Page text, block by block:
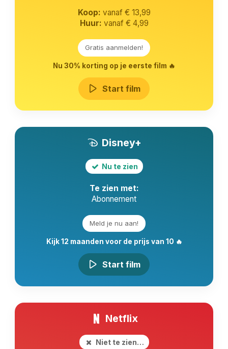
Koop: vanaf € 13,99
Huur: vanaf € 4,99
Gratis aanmelden!
Nu 30% korting op je eerste film 🔥
Start film
Disney+
Nu te zien
Te zien met:
Abonnement
Meld je nu aan!
Kijk 12 maanden voor de prijs van 10 🔥
Start film
Netflix
Niet te zien…